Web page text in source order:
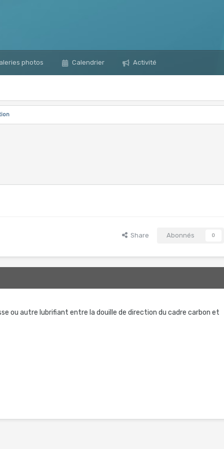
photos Calendrier Activité
Share Abonnés 0
ou autre lubrifiant entre la douille de direction du cadre carbon et